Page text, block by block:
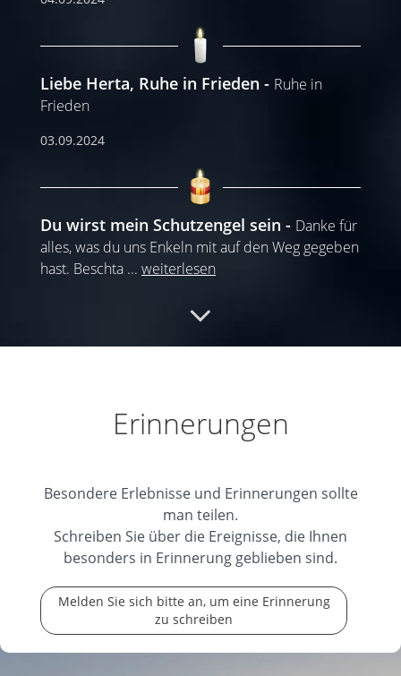
Liebe Herta, Ruhe in Frieden
Ruhe in
Frieden
03.09.2024
Du wirst mein Schutzengel sein
Danke für
alles, was du uns Enkeln mit auf den Weg gegeben
hast. Beschta ... weiterlesen
In Liebe Carmen und Markus
Erinnerungen
Besondere Erlebnisse und Erinnerungen sollte
man teilen.
Schreiben Sie über die Ereignisse, die Ihnen
besonders in Erinnerung geblieben sind.
Melden Sie sich bitte an, um eine Erinnerung
zu schreiben